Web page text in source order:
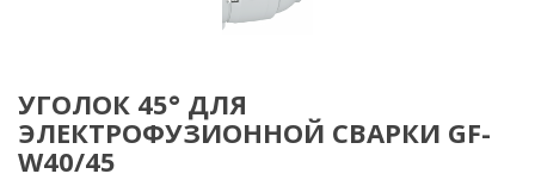
УГОЛОК 45° ДЛЯ
ЭЛЕКТРОФУЗИОННОЙ СВАРКИ GF-
W40/45